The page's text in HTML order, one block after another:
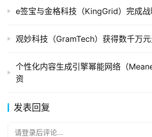
e签宝与金格科技（KingGrid）完成
观妙科技（GramTech）获得数千万
个性化内容生成引擎幂能网络（
资
发表回复
请登录后评论...